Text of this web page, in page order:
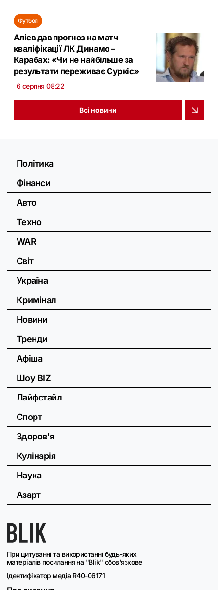
Футбол
Алієв дав прогноз на матч
кваліфікації ЛК Динамо –
Карабах: «Чи не найбільше за
результати переживає Суркіс»
6 серпня 08:22
Всі новини
При цитуванні та використанні будь-яких
матеріалів посилання на "Blik" обов'язкове
Ідентифікатор медіа R40-06171
Політика
Фінанси
Авто
Техно
WAR
Світ
Україна
Кримінал
Новини
Тренди
Афіша
Шоу BIZ
Лайфстайл
Спорт
Здоров'я
Кулінарія
Наука
Азарт